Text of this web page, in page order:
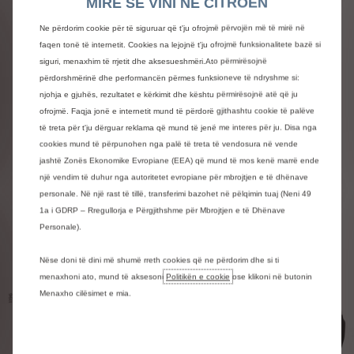
Zbuloni gamën tonë të
modeleve
Berlingo Van i ri
Benzin - Naftë | Automatik - Manual
Ne përdorim cookie për të siguruar që t'ju ofrojmë përvojën më të mirë në
faqen tonë të internetit. Cookies na lejojnë t'ju ofrojmë funksionalitete bazë si
siguri, menaxhim të rrjetit dhe aksesueshmëri.Ato përmirësojnë
përdorshmërinë dhe performancën përmes funksioneve të ndryshme si:
njohja e gjuhës, rezultatet e kërkimit dhe kështu përmirësojnë atë që ju
ofrojmë. Faqja jonë e internetit mund të përdorë gjithashtu cookie të palëve
të treta për t'ju dërguar reklama që mund të jenë me interes për ju. Disa nga
cookies mund të përpunohen nga palë të treta të vendosura në vende
jashtë Zonës Ekonomike Evropiane (EEA) që mund të mos kenë marrë ende
një vendim të duhur nga autoritetet evropiane për mbrojtjen e të dhënave
personale. Në një rast të tillë, transferimi bazohet në pëlqimin tuaj (Neni 49
1a i GDRP – Rregullorja e Përgjithshme për Mbrojtjen e të Dhënave
Personale).
Nëse doni të dini më shumë rreth cookies që ne përdorim dhe si ti
menaxhoni ato, mund të aksesoni Politikën e cookie ose klikoni në butonin
Menaxho cilësimet e mia.